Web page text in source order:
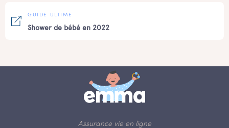
GUIDE ULTIME
Shower de bébé en 2022
Assurance vie en ligne